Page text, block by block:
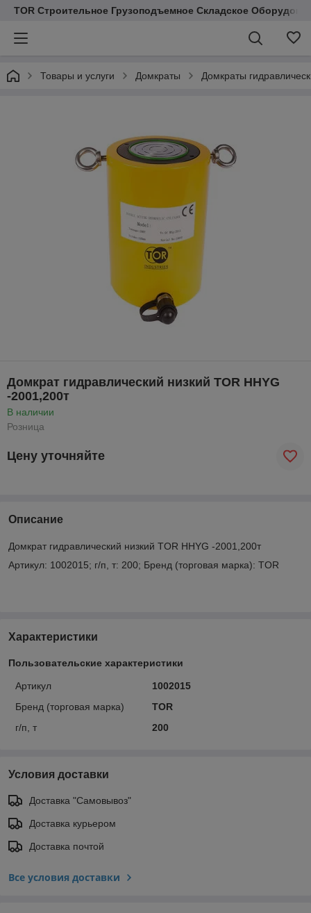
TOR Строительное Грузоподъемное Складское
Товары и услуги Домкраты Домкраты
Домкрат гидравлический низкий TOR HHYG
-2001,200т
В наличии
Розница
Цену уточняйте
Описание
Домкрат гидравлический низкий TOR HHYG -2001,200т
Артикул: 1002015; г/п, т: 200; Бренд (торговая марка): TOR
Характеристики
Пользовательские характеристики
Артикул
1002015
Бренд (торговая марка)
TOR
г/п, т
200
Условия доставки
Доставка "Самовывоз"
Доставка курьером
Доставка почтой
Все условия доставки